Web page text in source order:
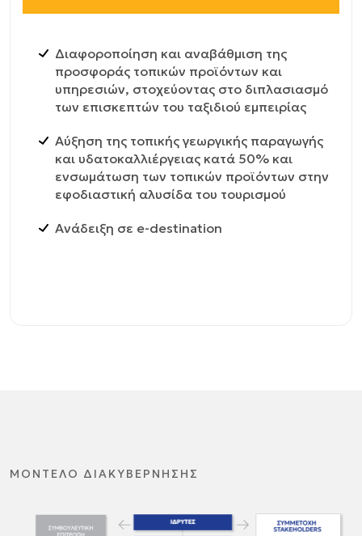
Διαφοροποίηση και αναβάθμιση της
προσφοράς τοπικών προϊόντων και
υπηρεσιών, στοχεύοντας στο διπλασιασμό
των επισκεπτών του ταξιδιού εμπειρίας
Αύξηση της τοπικής γεωργικής παραγωγής
και υδατοκαλλιέργειας κατά 50% και
ενσωμάτωση των τοπικών προϊόντων στην
εφοδιαστική αλυσίδα του τουρισμού
Ανάδειξη σε e-destination
ΜΟΝΤΕΛΟ ΔΙΑΚΥΒΕΡΝΗΣΗΣ